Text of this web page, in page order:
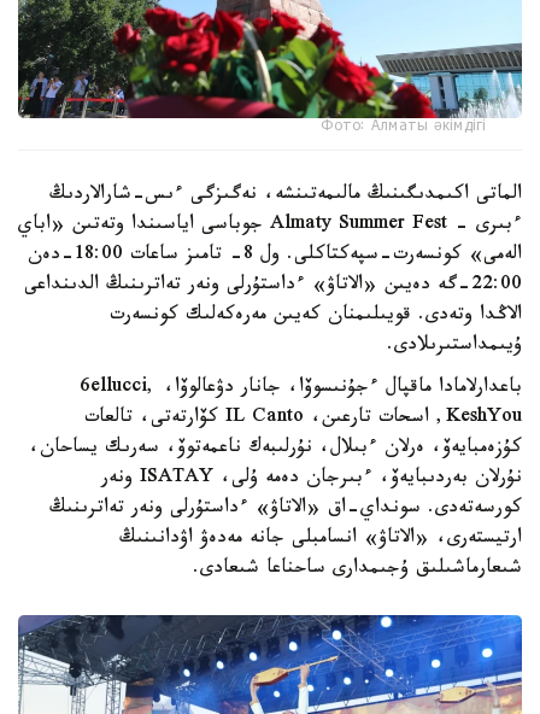
Фото: Алматы әкімдігі
الماتى اكىمدىگىنىڭ مالىمەتىنشە، نەگىزگى ءىس-شارالاردىڭ
ءبىرى - Almaty Summer Fest جوباسى اياسىندا وتەتىن «اباي
الەمى» كونسەرت-سپەكتاكلى. ول 8- تامىز ساعات 18:00-دەن
22:00-گە دەيىن «الاتاۋ» ءداستۇرلى ونەر تەاترىنىڭ الدىنداعى
الاڭدا وتەدى. قويىلىمنان كەيىن مەرەكەلىك كونسەرت
ۇيىمداستىرىلادى.
باعدارلامادا ماقپال ءجۇنىسوۆا، جانار دۋعالوۆا، 6ellucci,
KeshYou, اسحات تارعىن، IL Canto كۆارتەتى، تالعات
كۇزەمبايەۆ، ەرلان ءبىلال، نۇرلىبەك ناعمەتوۆ، سەرىك يساحان،
نۇرلان بەردىبايەۆ، ءبىرجان دەمە ۇلى، ISATAY ونەر
كورسەتەدى. سونداي-اق «الاتاۋ» ءداستۇرلى ونەر تەاترىنىڭ
ارتيستەرى، «الاتاۋ» انسامبلى جانە مەدەۋ اۋدانىنىڭ
شىعارماشىلىق ۇجىمدارى ساحناعا شىعادى.